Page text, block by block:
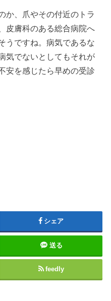
か、爪やその付近のトラ
皮膚科のある総合病院へ
うですね。病気であるな
気でないとしてもそれが
安を感じたら早めの受診
シェア
送る
feedly